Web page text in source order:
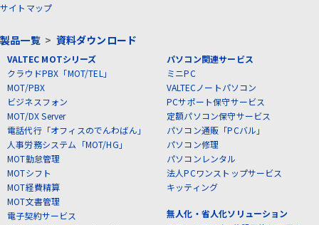
サイトマップ
製品一覧> 資料ダウンロード
VALTEC MOTシリーズ
クラウドPBX「MOT/TEL」
MOT/PBX
ビジネスフォン
MOT/DX Server
電話代行「オフィスのでんわばん」
人事労務システム「MOT/HG」
MOT勤怠管理
MOTシフト
MOT経費精算
MOT文書管理
電子契約サービス
パソコン関連サービス
ミニPC
VALTECノートパソコン
PCサポート保守サービス
定額パソコン保守サービス
パソコン通販「PCバル」
パソコン修理
パソコンレンタル
法人PCワンストップサービス
キッティング
無人化・省人化ソリューション